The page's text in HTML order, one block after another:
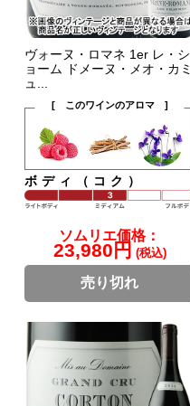
ヴォーヌ・ロマネ 1er レ・シ
ョーム ドメーヌ・メオ・カミ
ュ...
[ このワインのアロマ ]
ボディ（コク）
ソムリエ価格：
23,980円 (税込)
売り切れ